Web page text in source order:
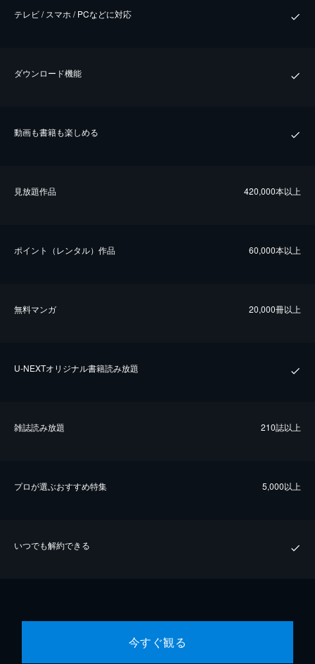
テレビ / スマホ / PCなどに対応
ダウンロード機能
動画も書籍も楽しめる
⾒放題作品 420,000本以上
ポイント（レンタル）作品 60,000本以上
無料マンガ 20,000冊以上
U-NEXTオリジナル書籍読み放題
雑誌読み放題 210誌以上
プロが選ぶおすすめ特集 5,000以上
いつでも解約できる
今すぐ観る